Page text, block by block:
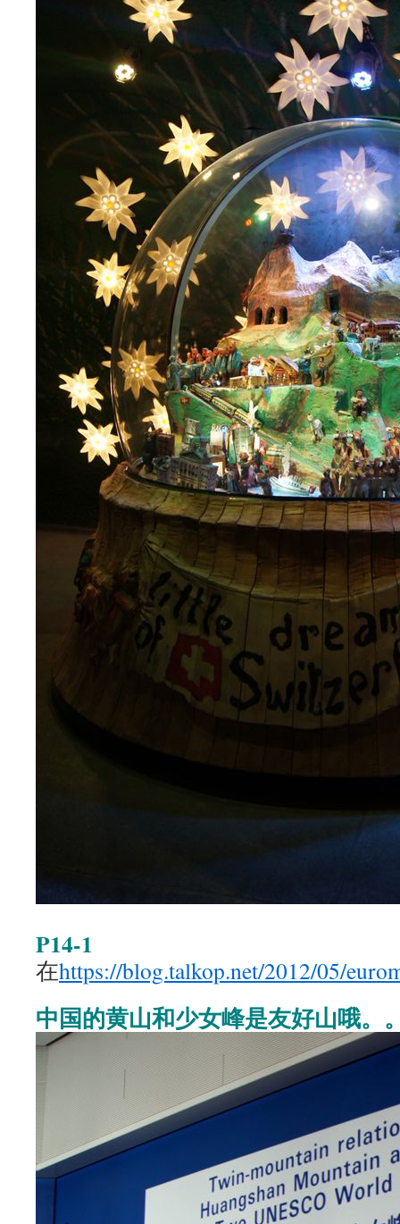
P14-1
在https://blog.talkop.net/2012/05/
中国的黄山和少女峰是友好山哦。